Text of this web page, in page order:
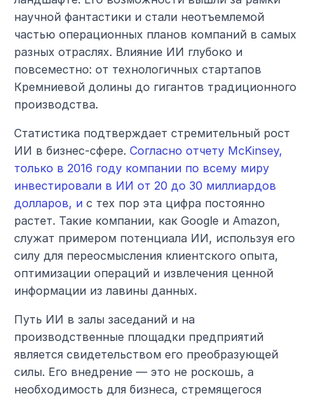
научной фантастики и стали неотъемлемой
частью операционных планов компаний в самых
разных отраслях. Влияние ИИ глубоко и
повсеместно: от технологичных стартапов
Кремниевой долины до гигантов традиционного
производства.
Статистика подтверждает стремительный рост
ИИ в бизнес-сфере. Согласно отчету McKinsey,
только в 2016 году компании по всему миру
инвестировали в ИИ от 20 до 30 миллиардов
долларов, и с тех пор эта цифра постоянно
растет. Такие компании, как Google и Amazon,
служат примером потенциала ИИ, используя его
силу для переосмысления клиентского опыта,
оптимизации операций и извлечения ценной
информации из лавины данных.
Путь ИИ в залы заседаний и на
производственные площадки предприятий
является свидетельством его преобразующей
силы. Его внедрение — это не роскошь, а
необходимость для бизнеса, стремящегося